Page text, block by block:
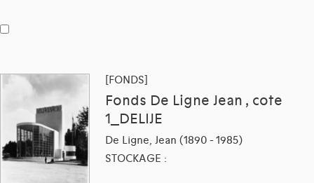
[FONDS]
Fonds De Ligne Jean , cote
1_DELIJE
De Ligne, Jean (1890 - 1985)
STOCKAGE :